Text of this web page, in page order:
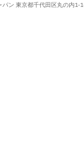
ン 東京都千代田区丸の内1-